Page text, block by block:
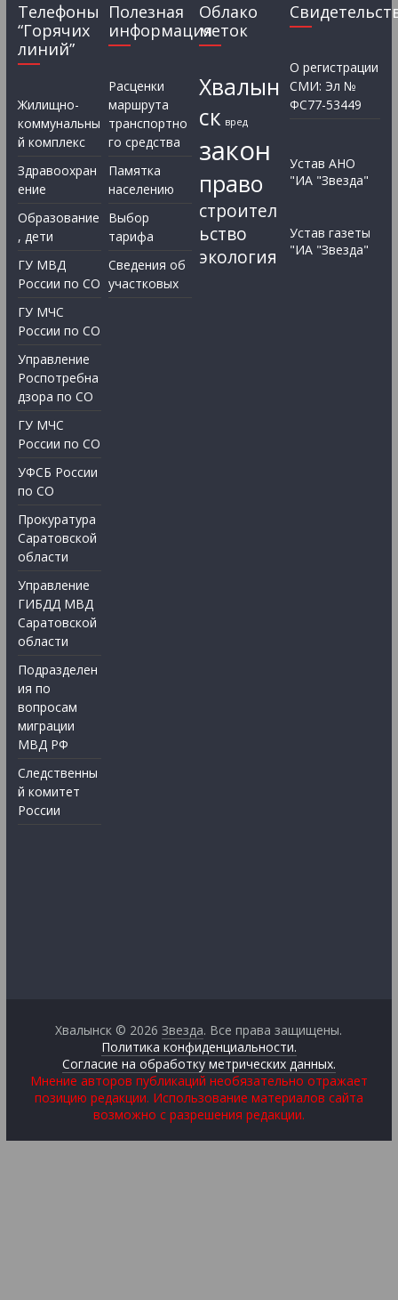
Телефоны
“Горячих
линий”
Жилищно-
коммунальны
й комплекс
Здравоохран
ение
Образование
, дети
ГУ МВД
России по СО
ГУ МЧС
России по СО
Управление
Роспотребна
дзора по СО
ГУ МЧС
России по СО
УФСБ России
по СО
Прокуратура
Саратовской
области
Управление
ГИБДД МВД
Саратовской
области
Подразделен
ия по
вопросам
миграции
МВД РФ
Следственны
й комитет
России
Полезная
информация
Расценки
маршрута
транспортно
го средства
Памятка
населению
Выбор
тарифа
Сведения об
участковых
Облако
меток
Хвалын
ск вред
закон
право
строител
ьство
экология
О регистрации
СМИ: Эл №
ФС77-53449
Устав АНО
"ИА "Звезда"
Устав газеты
"ИА "Звезда"
Хвалынск © 2026Звезда. Все права защищены.
Политика конфиденциальности.
Согласие на обработку метрических данных.
Мнение авторов публикаций необязательно отражает
позицию редакции. Использование материалов сайта
возможно с разрешения редакции.